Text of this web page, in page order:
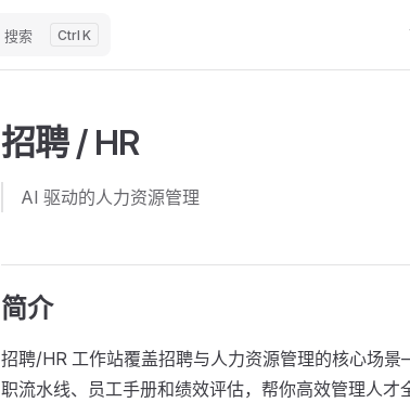
搜索 K
招聘 / HR
AI 驱动的人力资源管理
简介
招聘/HR 工作站覆盖招聘与人力资源管理的核心场
职流水线、员工手册和绩效评估，帮你高效管理人才